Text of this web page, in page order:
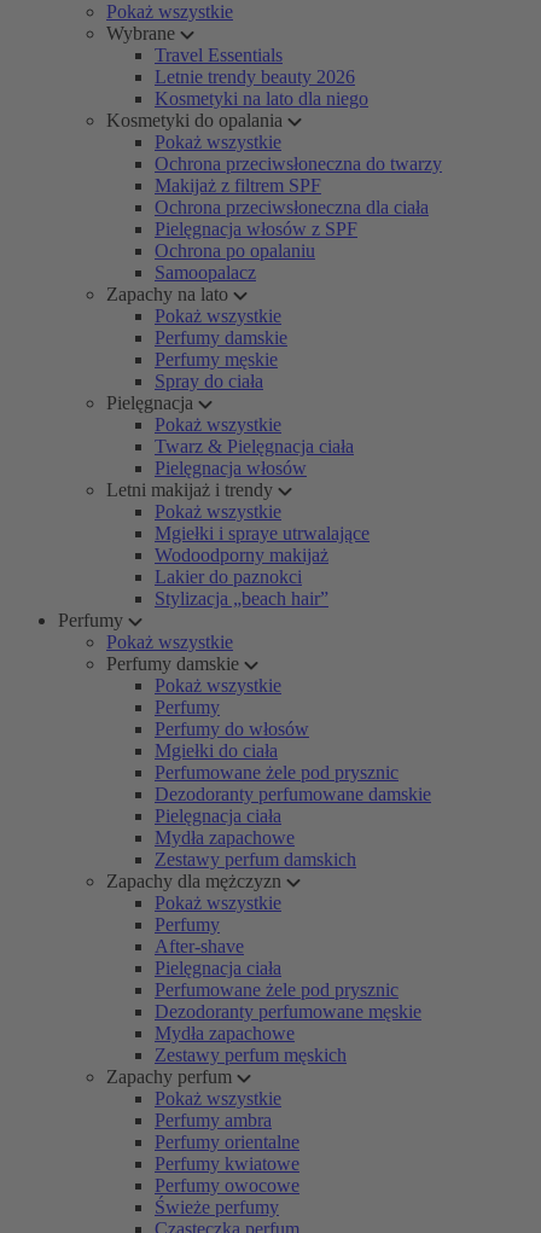
Pokaż wszystkie
Wybrane
Travel Essentials
Letnie trendy beauty 2026
Kosmetyki na lato dla niego
Kosmetyki do opalania
Pokaż wszystkie
Ochrona przeciwsłoneczna do twarzy
Makijaż z filtrem SPF
Ochrona przeciwsłoneczna dla ciała
Pielęgnacja włosów z SPF
Ochrona po opalaniu
Samoopalacz
Zapachy na lato
Pokaż wszystkie
Perfumy damskie
Perfumy męskie
Spray do ciała
Pielęgnacja
Pokaż wszystkie
Twarz & Pielęgnacja ciała
Pielęgnacja włosów
Letni makijaż i trendy
Pokaż wszystkie
Mgiełki i spraye utrwalające
Wodoodporny makijaż
Lakier do paznokci
Stylizacja „beach hair”
Perfumy
Pokaż wszystkie
Perfumy damskie
Pokaż wszystkie
Perfumy
Perfumy do włosów
Mgiełki do ciała
Perfumowane żele pod prysznic
Dezodoranty perfumowane damskie
Pielęgnacja ciała
Mydła zapachowe
Zestawy perfum damskich
Zapachy dla mężczyzn
Pokaż wszystkie
Perfumy
After-shave
Pielęgnacja ciała
Perfumowane żele pod prysznic
Dezodoranty perfumowane męskie
Mydła zapachowe
Zestawy perfum męskich
Zapachy perfum
Pokaż wszystkie
Perfumy ambra
Perfumy orientalne
Perfumy kwiatowe
Perfumy owocowe
Świeże perfumy
Cząsteczka perfum